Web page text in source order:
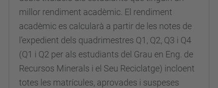
millor rendiment acadèmic. El rendiment
acadèmic es calcularà a partir de les notes de
l’expedient dels quadrimestres Q1, Q2, Q3 i Q4
(Q1 i Q2 per als estudiants del Grau en Eng. de
Recursos Minerals i el Seu Reciclatge) incloent
totes les matrícules, aprovades i suspeses